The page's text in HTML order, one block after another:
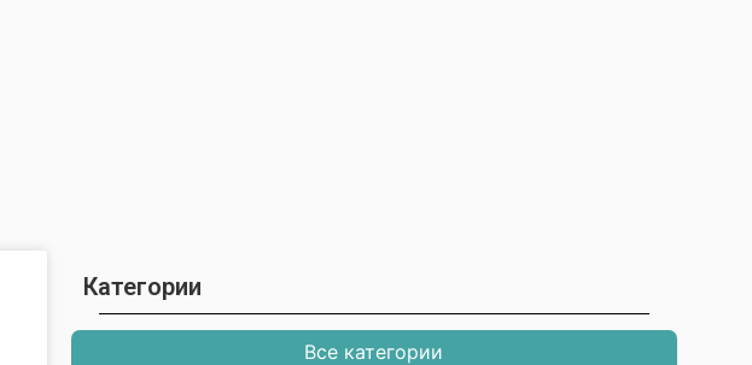
Категории
Все категории